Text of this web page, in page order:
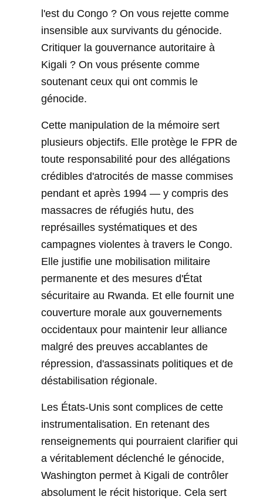
l'est du Congo ? On vous rejette comme
insensible aux survivants du génocide.
Critiquer la gouvernance autoritaire à
Kigali ? On vous présente comme
soutenant ceux qui ont commis le
génocide.
Cette manipulation de la mémoire sert
plusieurs objectifs. Elle protège le FPR de
toute responsabilité pour des allégations
crédibles d'atrocités de masse commises
pendant et après 1994 — y compris des
massacres de réfugiés hutu, des
représailles systématiques et des
campagnes violentes à travers le Congo.
Elle justifie une mobilisation militaire
permanente et des mesures d'État
sécuritaire au Rwanda. Et elle fournit une
couverture morale aux gouvernements
occidentaux pour maintenir leur alliance
malgré des preuves accablantes de
répression, d'assassinats politiques et de
déstabilisation régionale.
Les États-Unis sont complices de cette
instrumentalisation. En retenant des
renseignements qui pourraient clarifier qui
a véritablement déclenché le génocide,
Washington permet à Kigali de contrôler
absolument le récit historique. Cela sert